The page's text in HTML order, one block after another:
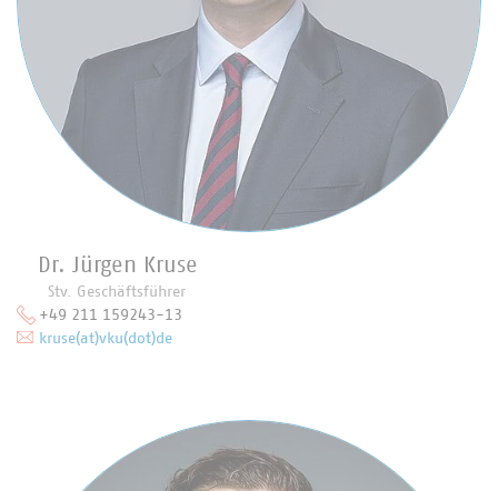
Dr. Jürgen Kruse
Stv. Geschäftsführer
+49 211 159243-13
kruse(at)vku(dot)de